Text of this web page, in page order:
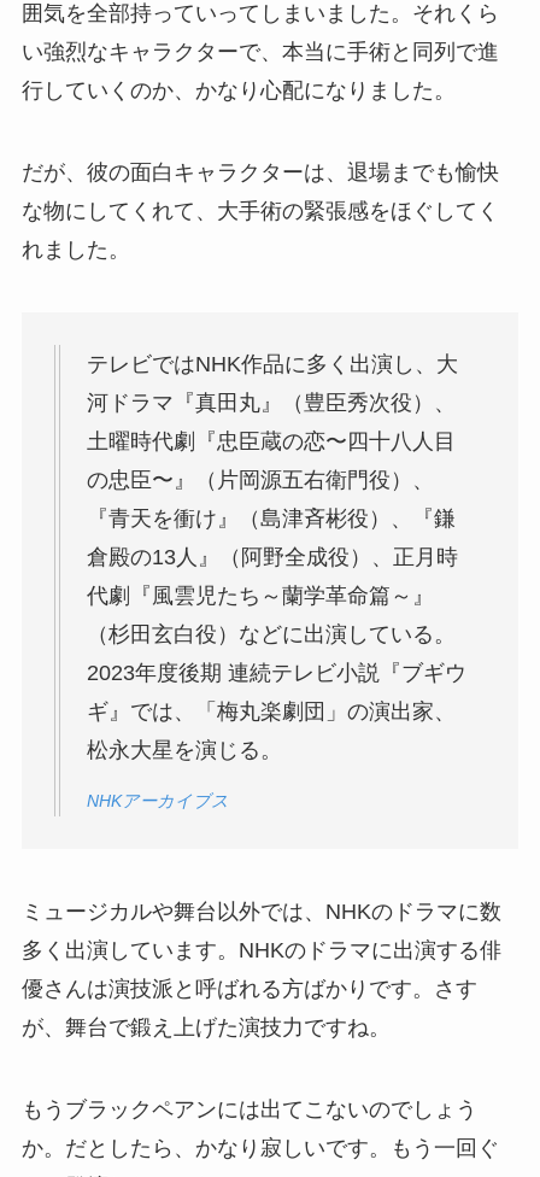
囲気を全部持っていってしまいました。それくら
い強烈なキャラクターで、本当に手術と同列で進
行していくのか、かなり心配になりました。
だが、彼の面白キャラクターは、退場までも愉快
な物にしてくれて、大手術の緊張感をほぐしてく
れました。
テレビではNHK作品に多く出演し、大
河ドラマ『真田丸』（豊臣秀次役）、
土曜時代劇『忠臣蔵の恋〜四十八人目
の忠臣〜』（片岡源五右衛門役）、
『青天を衝け』（島津斉彬役）、『鎌
倉殿の13人』（阿野全成役）、正月時
代劇『風雲児たち～蘭学革命篇～』
（杉田玄白役）などに出演している。
2023年度後期 連続テレビ小説『ブギウ
ギ』では、「梅丸楽劇団」の演出家、
松永大星を演じる。
NHKアーカイブス
ミュージカルや舞台以外では、NHKのドラマに数
多く出演しています。NHKのドラマに出演する俳
優さんは演技派と呼ばれる方ばかりです。さす
が、舞台で鍛え上げた演技力ですね。
もうブラックペアンには出てこないのでしょう
か。だとしたら、かなり寂しいです。もう一回ぐ